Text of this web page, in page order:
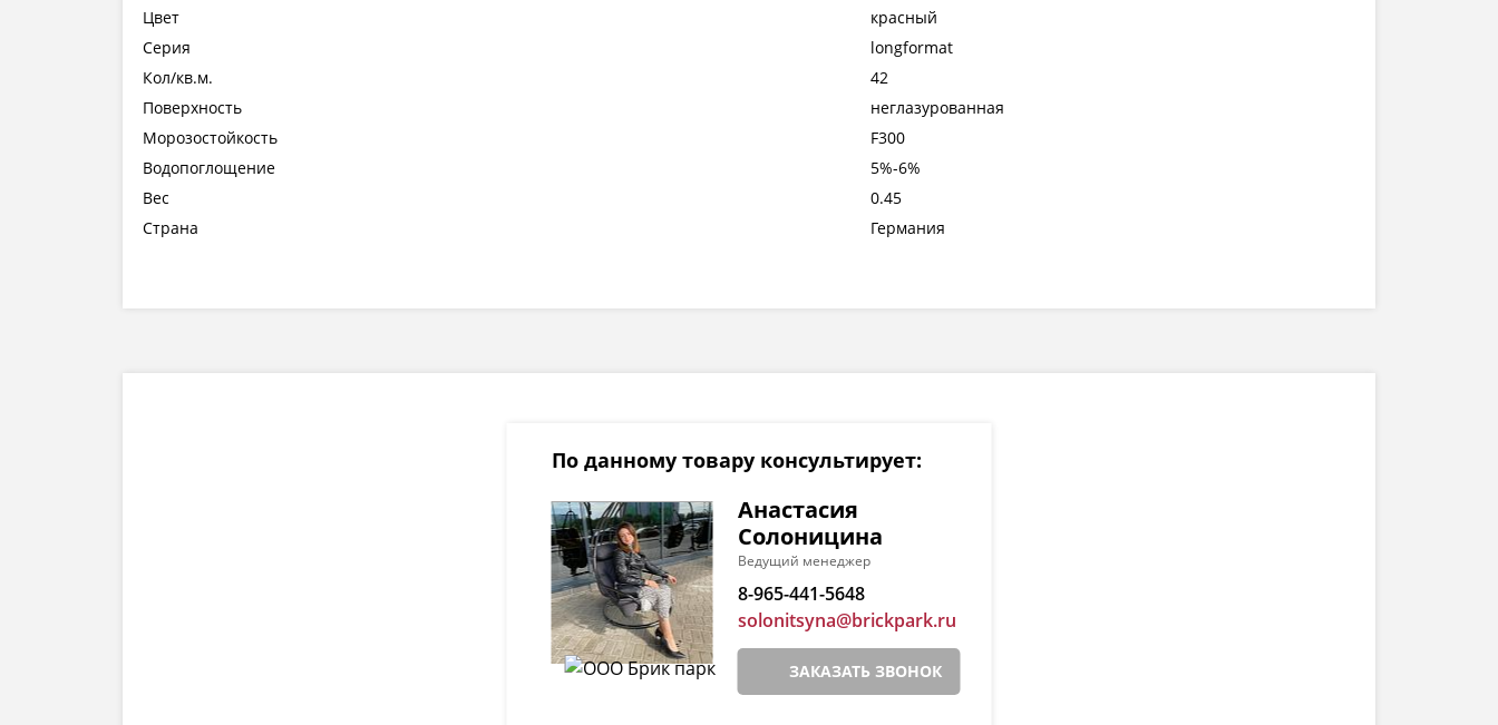
Цвет
красный
Серия
longformat
Кол/кв.м.
42
Поверхность
неглазурованная
Морозостойкость
F300
Водопоглощение
5%-6%
Вес
0.45
Страна
Германия
По данному товару консультирует:
Анастасия
Солоницина
Ведущий менеджер
8-965-441-5648
solonitsyna@brickpark.ru
ЗАКАЗАТЬ ЗВОНОК